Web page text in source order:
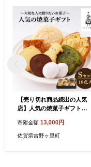
進めるまちづくりに、応
【売り切れ商品続出の人気
店】人気の焼菓子ギフト
キー/フィナンシェ/パウンド
ケーキなど詰め合わせ）【チ
寄附金額 13,000円
佐賀県吉野ヶ里町